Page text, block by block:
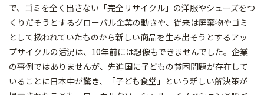
で、ゴミを全く出さない「完全リサイクル」の洋服やシューズをつ
くりだそうとするグローバル企業の動きや、従来は廃棄物やゴミ
として扱われていたものから新しい商品を生み出そうとするアッ
プサイクルの活況は、10年前には想像もできませんでした。企業
の事例ではありませんが、先進国に子どもの貧困問題が存在して
いることに日本中が驚き、「子ども食堂」という新しい解決策が